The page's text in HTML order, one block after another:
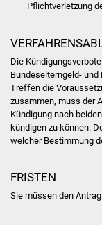
Pflichtverletzung
Die
Bundeselterngeld- und
Treffen die
zusammen, muss der
Kündigung nach
kündigen zu können.
welcher Bestimmung
FRISTEN
Sie müssen den